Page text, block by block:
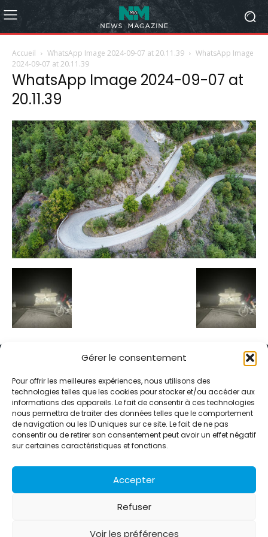
Gérer le consentement
Pour offrir les meilleures expériences, nous utilisons des
technologies telles que les cookies pour stocker et/ou accéder aux
informations des appareils. Le fait de consentir à ces technologies
nous permettra de traiter des données telles que le comportement
de navigation ou les ID uniques sur ce site. Le fait de ne pas
consentir ou de retirer son consentement peut avoir un effet négatif
sur certaines caractéristiques et fonctions.
Accepter
Refuser
Voir les préférences
Accueil WhatsApp Image 2024-09-07 at 20.11.39
WhatsApp Image
2024-09-07 at 20.11.39
WhatsApp Image 2024-09-07 at
20.11.39
Alternative Média est une agence de relations presse et de
relations publiques basée à Grenoble. Depuis 1995, elle conçoit et
pilote des stratégies de visibilité en France et à l’international
grâce à un réseau d’agences partenaires.